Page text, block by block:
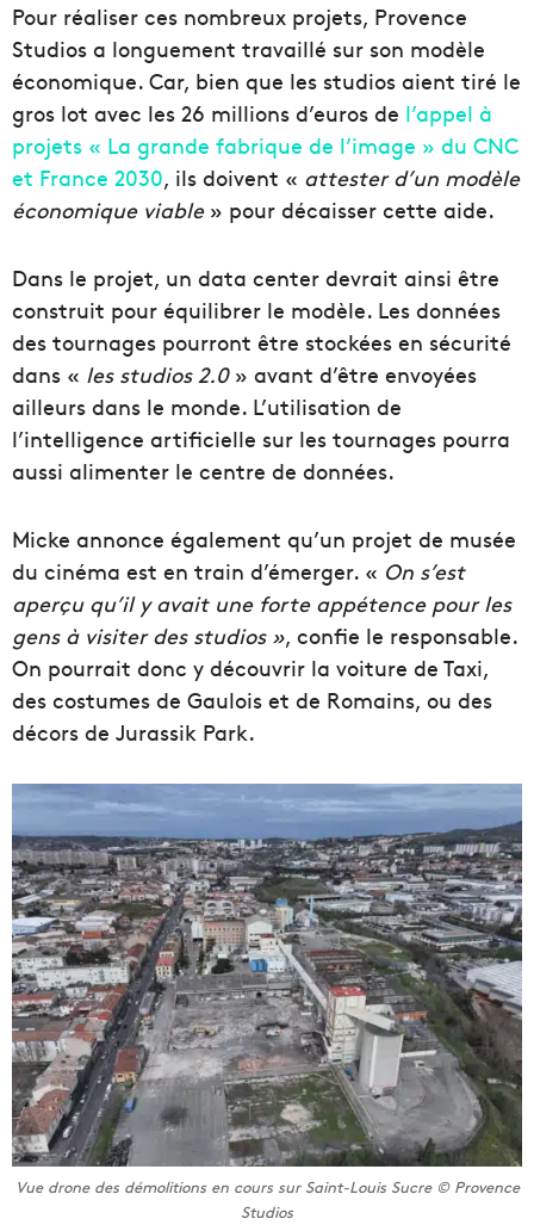
Pour réaliser ces nombreux projets, Provence
Studios a longuement travaillé sur son modèle
économique. Car, bien que les studios aient tiré le
gros lot avec les 26 millions d’euros de l’appel à
projets « La grande fabrique de l’image » du CNC
et France 2030, ils doivent « attester d’un modèle
économique viable» pour décaisser cette aide.
Dans le projet, un data center devrait ainsi être
construit pour équilibrer le modèle. Les données
des tournages pourront être stockées en sécurité
dans « les studios 2.0» avant d’être envoyées
ailleurs dans le monde. L’utilisation de
l’intelligence artificielle sur les tournages pourra
aussi alimenter le centre de données.
Micke annonce également qu’un projet de musée
du cinéma est en train d’émerger. « On s’est
aperçu qu’il y avait une forte appétence pour les
gens à visiter des studios », confie le responsable.
On pourrait donc y découvrir la voiture de Taxi,
des costumes de Gaulois et de Romains, ou des
décors de Jurassik Park.
Vue drone des démolitions en cours sur Saint-Louis Sucre © Provence
Studios